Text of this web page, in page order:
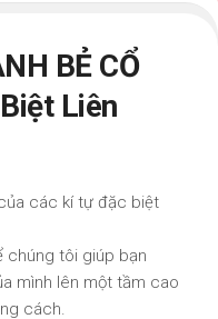
BẺ CỔ
Liên
các kí tự đặc biệt
chúng tôi giúp bạn
mình lên một tầm cao
cách.